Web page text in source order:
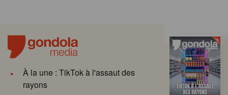
À la une : TikTok à l'assaut des
rayons